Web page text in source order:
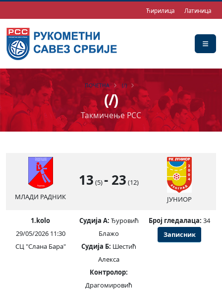
Ћирилица Латиница
(/)
Такмичење РСС
ПОЧЕТНА (/)
МЛАДИ РАДНИК
13 (5)- 23 (12)
ЈУНИОР
1.kolo
29/05/2026 11:30
СЦ "Слана Бара"
Судија А: Ђуровић
Блажо
Судија Б: Шестић
Алекса
Контролор:
Драгомировић
Број гледалаца: 34
Записник